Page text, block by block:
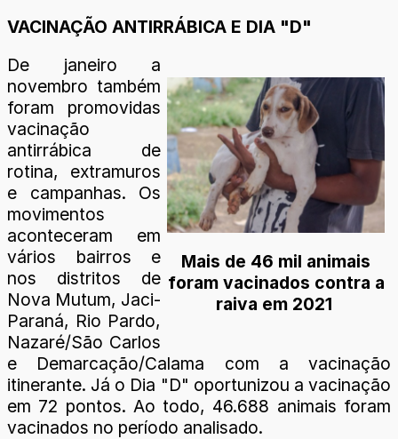
VACINAÇÃO ANTIRRÁBICA E DIA "D"
Mais de 46 mil animais
foram vacinados contra a
raiva em 2021
De janeiro a
novembro também
foram promovidas
vacinação
antirrábica de
rotina, extramuros
e campanhas. Os
movimentos
aconteceram em
vários bairros e
nos distritos de
Nova Mutum, Jaci-
Paraná, Rio Pardo,
Nazaré/São Carlos
e Demarcação/Calama com a vacinação
itinerante. Já o Dia "D" oportunizou a vacinação
em 72 pontos. Ao todo, 46.688 animais foram
vacinados no período analisado.